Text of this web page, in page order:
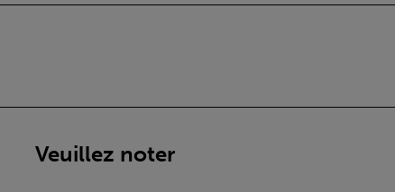
Veuillez noter